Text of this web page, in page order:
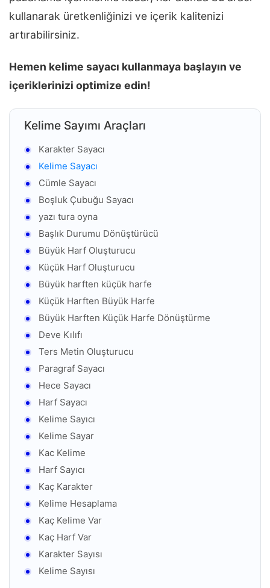
kullanarak üretkenliğinizi ve içerik kalitenizi
artırabilirsiniz.
Hemen kelime sayacı kullanmaya başlayın ve
içeriklerinizi optimize edin!
Kelime Sayımı Araçları
Karakter Sayacı
Kelime Sayacı
Cümle Sayacı
Boşluk Çubuğu Sayacı
yazı tura oyna
Başlık Durumu Dönüştürücü
Büyük Harf Oluşturucu
Küçük Harf Oluşturucu
Büyük harften küçük harfe
Küçük Harften Büyük Harfe
Büyük Harften Küçük Harfe Dönüştürme
Deve Kılıfı
Ters Metin Oluşturucu
Paragraf Sayacı
Hece Sayacı
Harf Sayacı
Kelime Sayıcı
Kelime Sayar
Kac Kelime
Harf Sayıcı
Kaç Karakter
Kelime Hesaplama
Kaç Kelime Var
Kaç Harf Var
Karakter Sayısı
Kelime Sayısı